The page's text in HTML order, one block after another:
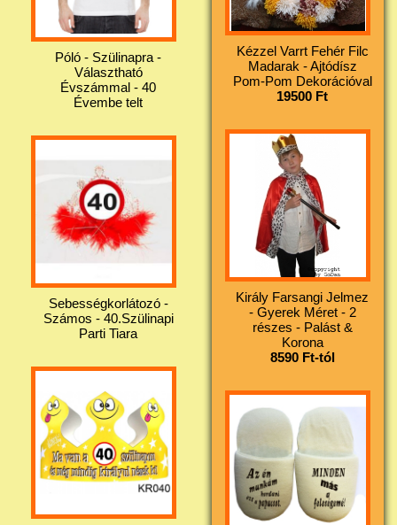
Póló - Szülinapra -
Választható
Évszámmal - 40
Évembe telt
Sebességkorlátozó -
Számos - 40.Szülinapi
Parti Tiara
Kézzel Varrt Fehér Filc
Madarak - Ajtódísz
Pom-Pom Dekorációval
19500 Ft
Király Farsangi Jelmez
- Gyerek Méret - 2
részes - Palást &
Korona
8590 Ft-tól